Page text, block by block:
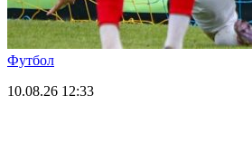
Футбол
10.08.26 12:33